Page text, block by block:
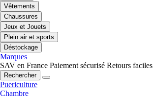
Vêtements
Chaussures
Jeux et Jouets
Plein air et sports
Déstockage
Marques
SAV en France Paiement sécurisé Retours faciles
Rechercher
Puericulture
Chambre